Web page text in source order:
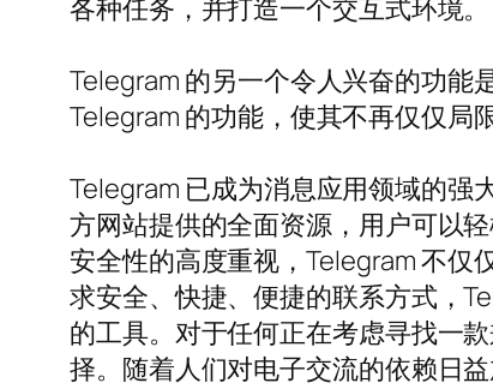
各种任务，并打造一个交互式环境。
Telegram 的另一个令人兴奋的功能
Telegram 的功能，使其不再仅仅局
Telegram 已成为消息应用领域的强
方网站提供的全面资源，用户可以
安全性的高度重视，Telegram 不仅
求安全、快捷、便捷的联系方式，
的工具。对于任何正在考虑寻找一
择。随着人们对电子交流的依赖日